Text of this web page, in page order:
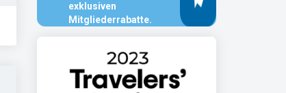
exklusiven
Mitgliederrabatte.